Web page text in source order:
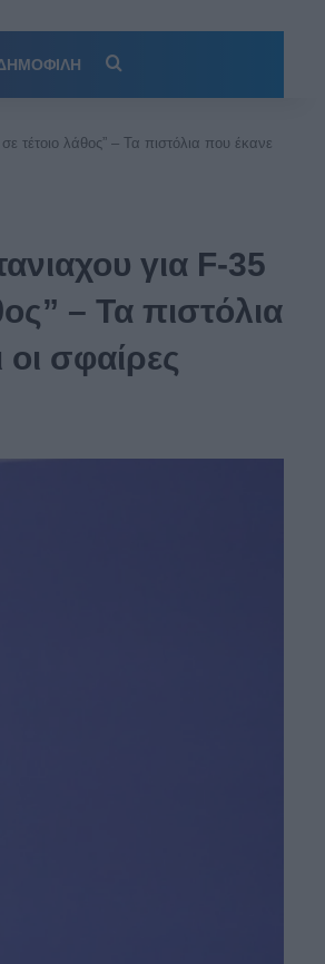
λάθος” – Τα πιστόλια που έκανε
για F-35
– Τα πιστόλια
σφαίρες